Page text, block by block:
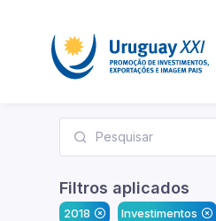
Filtros aplicados
2018
Investimentos